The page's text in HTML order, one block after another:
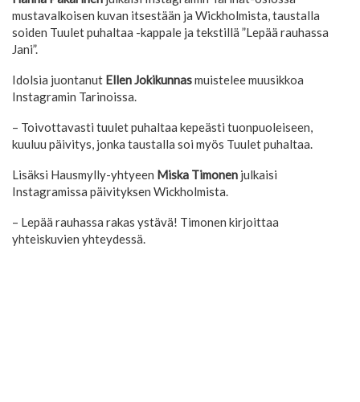
mustavalkoisen kuvan itsestään ja Wickholmista, taustalla
soiden Tuulet puhaltaa -kappale ja tekstillä ”Lepää rauhassa
Jani”.
Idolsia juontanut Ellen Jokikunnasmuistelee muusikkoa
Instagramin Tarinoissa.
– Toivottavasti tuulet puhaltaa kepeästi tuonpuoleiseen,
kuuluu päivitys, jonka taustalla soi myös Tuulet puhaltaa.
Lisäksi Hausmylly-yhtyeen Miska Timonen julkaisi
Instagramissa päivityksen Wickholmista.
– Lepää rauhassa rakas ystävä! Timonen kirjoittaa
yhteiskuvien yhteydessä.